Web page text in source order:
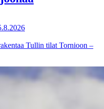
Tullin tilat Tornioon –